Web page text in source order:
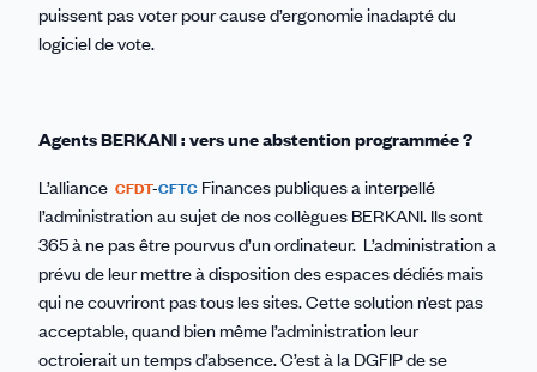
puissent pas voter pour cause d’ergonomie inadapté du
logiciel de vote.
Agents BERKANI : vers une abstention programmée ?
L’alliance CFDT-CFTC Finances publiques a interpellé
l’administration au sujet de nos collègues BERKANI. Ils sont
365 à ne pas être pourvus d’un ordinateur. L’administration a
prévu de leur mettre à disposition des espaces dédiés mais
qui ne couvriront pas tous les sites. Cette solution n’est pas
acceptable, quand bien même l’administration leur
octroierait un temps d’absence. C’est à la DGFIP de se